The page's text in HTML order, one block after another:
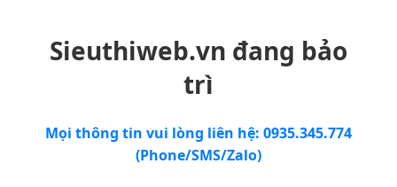
Sieuthiweb.vn đang bảo
trì
Mọi thông tin vui lòng liên hệ: 0935.345.774
(Phone/SMS/Zalo)